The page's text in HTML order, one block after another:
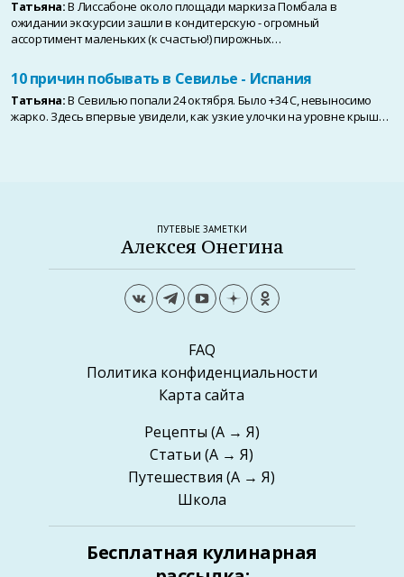
Татьяна:В Лиссабоне около площади маркиза Помбала в
ожидании экскурсии зашли в кондитерскую - огромный
ассортимент маленьких (к счастью!) пирожных…
10 причин побывать в Севилье - Испания
Татьяна:В Севилью попали 24 октября. Было +34 С, невыносимо
жарко. Здесь впервые увидели, как узкие улочки на уровне крыш…
ПУТЕВЫЕ ЗАМЕТКИ
Алексея Онегина
FAQ
Политика конфиденциальности
Карта сайта
Рецепты (А → Я)
Статьи (А → Я)
Путешествия (А → Я)
Школа
Бесплатная кулинарная